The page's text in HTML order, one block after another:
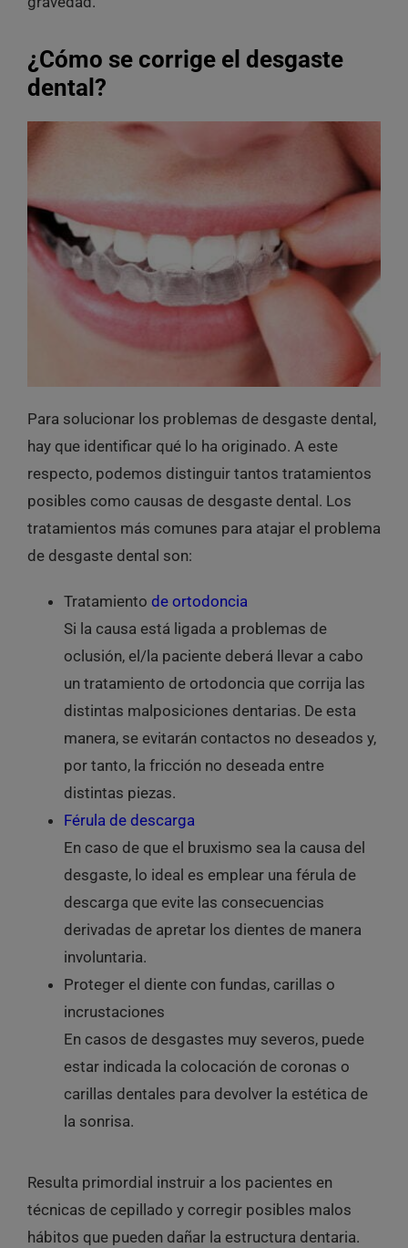
¿Cómo se corrige el desgaste
dental?
Para solucionar los problemas de desgaste dental,
hay que identificar qué lo ha originado. A este
respecto, podemos distinguir tantos tratamientos
posibles como causas de desgaste dental. Los
tratamientos más comunes para atajar el problema
de desgaste dental son:
Tratamiento de ortodoncia
Si la causa está ligada a problemas de
oclusión, el/la paciente deberá llevar a cabo
un tratamiento de ortodoncia que corrija las
distintas malposiciones dentarias. De esta
manera, se evitarán contactos no deseados y,
por tanto, la fricción no deseada entre
distintas piezas.
Férula de descarga
En caso de que el bruxismo sea la causa del
desgaste, lo ideal es emplear una férula de
descarga que evite las consecuencias
derivadas de apretar los dientes de manera
involuntaria.
Proteger el diente con fundas, carillas o
incrustaciones
En casos de desgastes muy severos, puede
estar indicada la colocación de coronas o
carillas dentales para devolver la estética de
la sonrisa.
Resulta primordial instruir a los pacientes en
técnicas de cepillado y corregir posibles malos
hábitos que pueden dañar la estructura dentaria.